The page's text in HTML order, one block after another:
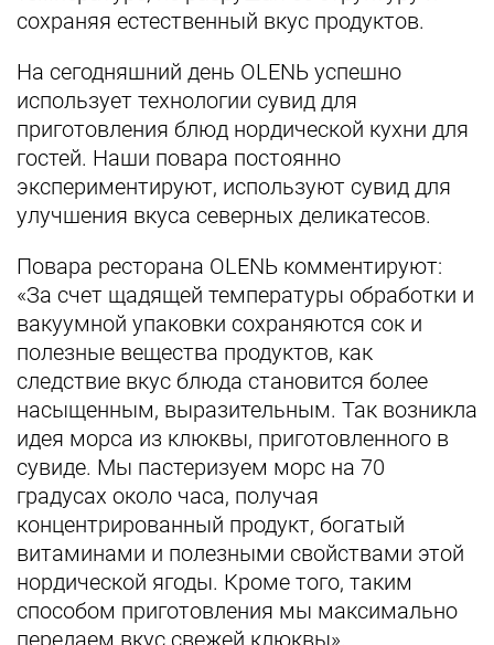
сохраняя естественный вкус продуктов.
На сегодняшний день OLENЬ успешно
использует технологии сувид для
приготовления блюд нордической кухни для
гостей. Наши повара постоянно
экспериментируют, используют сувид для
улучшения вкуса северных деликатесов.
Повара ресторана OLENЬ комментируют:
«За счет щадящей температуры обработки и
вакуумной упаковки сохраняются сок и
полезные вещества продуктов, как
следствие вкус блюда становится более
насыщенным, выразительным. Так возникла
идея морса из клюквы, приготовленного в
сувиде. Мы пастеризуем морс на 70
градусах около часа, получая
концентрированный продукт, богатый
витаминами и полезными свойствами этой
нордической ягоды. Кроме того, таким
способом приготовления мы максимально
передаем вкус свежей клюквы».